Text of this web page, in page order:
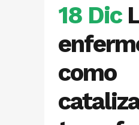
18 Dic
como